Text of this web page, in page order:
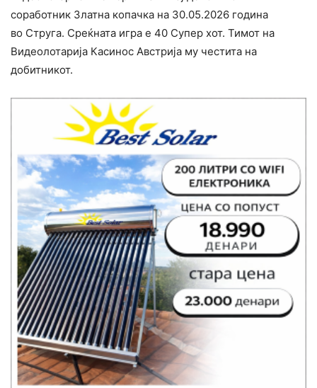
соработник Златна копачка на 30.05.2026 година
во Струга. Среќната игра е 40 Супер хот. Тимот на
Видеолотарија Касинос Австрија му честита на
добитникот.